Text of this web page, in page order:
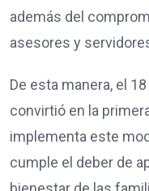
además del
asesores y
De esta manera, el
convirtió en la
implementa este
cumple el deber de